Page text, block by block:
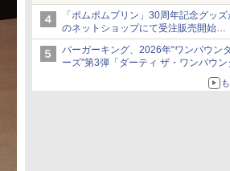
付き
Netflixから公式回答あり
「ポムポムプリン」30周年記念グッ
のネットショップにて受注販売開始
「おもちもちもちクッション」など今
限定商品が登場
バーガーキング、2026年“ワンパウン
ーズ”第3弾「ダーティ ザ・ワンパウン
「特製ガーリックマヨソース」を使用